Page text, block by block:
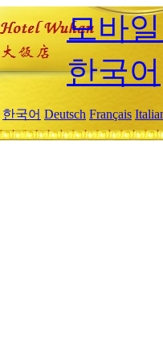
모바
한국어
한국어 Deutsch Français